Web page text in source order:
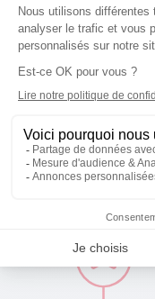
Pourquoi